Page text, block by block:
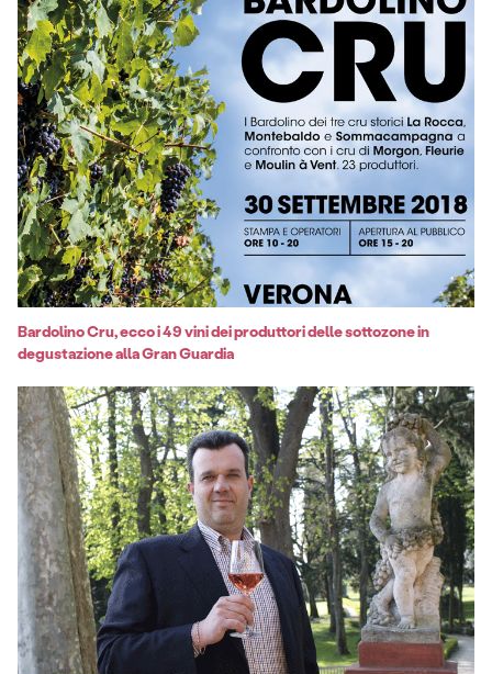
Bardolino Cru, ecco i 49 vini dei produttori delle sottozone in
degustazione alla Gran Guardia